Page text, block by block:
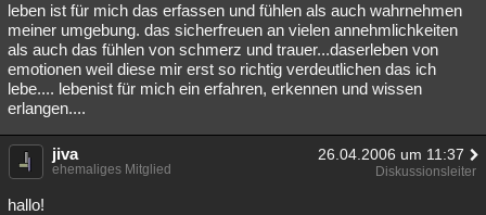
leben ist für mich das erfassen und fühlen als auch wahrnehmen
meiner umgebung. das sicherfreuen an vielen annehmlichkeiten
als auch das fühlen von schmerz und trauer...daserleben von
emotionen weil diese mir erst so richtig verdeutlichen das ich
lebe.... lebenist für mich ein erfahren, erkennen und wissen
erlangen....
jiva 26.04.2006 um 11:37
ehemaliges Mitglied Diskussionsleiter
hallo!